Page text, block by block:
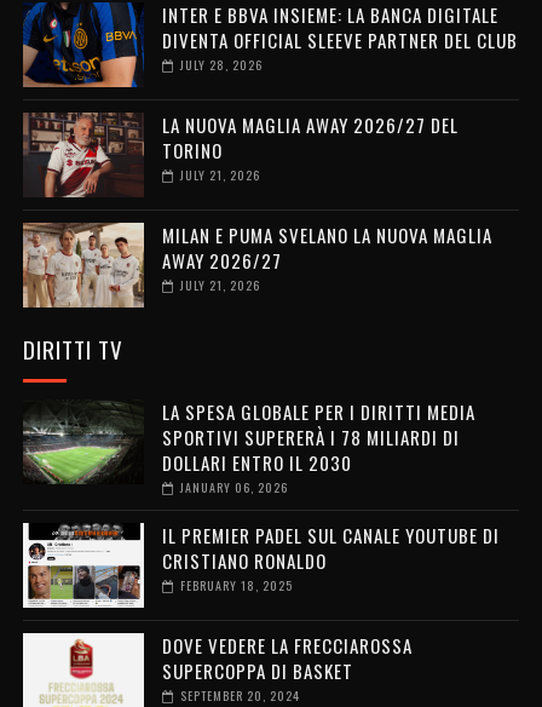
INTER E BBVA INSIEME: LA BANCA DIGITALE
DIVENTA OFFICIAL SLEEVE PARTNER DEL CLUB
JULY 28, 2026
LA NUOVA MAGLIA AWAY 2026/27 DEL
TORINO
JULY 21, 2026
MILAN E PUMA SVELANO LA NUOVA MAGLIA
AWAY 2026/27
JULY 21, 2026
DIRITTI TV
LA SPESA GLOBALE PER I DIRITTI MEDIA
SPORTIVI SUPERERÀ I 78 MILIARDI DI
DOLLARI ENTRO IL 2030
JANUARY 06, 2026
IL PREMIER PADEL SUL CANALE YOUTUBE DI
CRISTIANO RONALDO
FEBRUARY 18, 2025
DOVE VEDERE LA FRECCIAROSSA
SUPERCOPPA DI BASKET
SEPTEMBER 20, 2024